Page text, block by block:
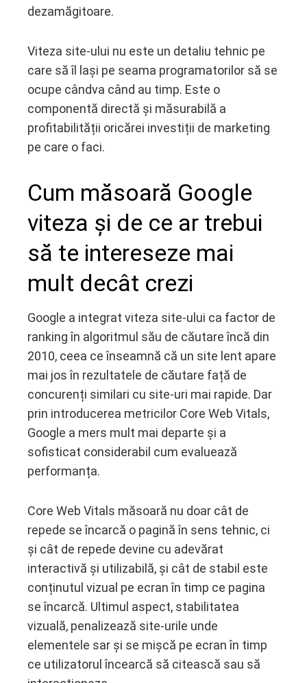
dezamăgitoare.
Viteza site-ului nu este un detaliu tehnic pe
care să îl lași pe seama programatorilor să se
ocupe cândva când au timp. Este o
componentă directă și măsurabilă a
profitabilității oricărei investiții de marketing
pe care o faci.
Cum măsoară Google
viteza și de ce ar trebui
să te intereseze mai
mult decât crezi
Google a integrat viteza site-ului ca factor de
ranking în algoritmul său de căutare încă din
2010, ceea ce înseamnă că un site lent apare
mai jos în rezultatele de căutare față de
concurenți similari cu site-uri mai rapide. Dar
prin introducerea metricilor Core Web Vitals,
Google a mers mult mai departe și a
sofisticat considerabil cum evaluează
performanța.
Core Web Vitals măsoară nu doar cât de
repede se încarcă o pagină în sens tehnic, ci
și cât de repede devine cu adevărat
interactivă și utilizabilă, și cât de stabil este
conținutul vizual pe ecran în timp ce pagina
se încarcă. Ultimul aspect, stabilitatea
vizuală, penalizează site-urile unde
elementele sar și se mișcă pe ecran în timp
ce utilizatorul încearcă să citească sau să